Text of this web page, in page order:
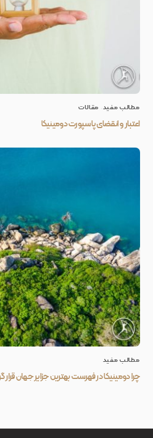
مطالب مفید مقالات
اعتبار و انقضای پاسپورت دومینیکا
مطالب مفید
چرا دومینیکا در فهرست بهترین جزایر جهان قرار